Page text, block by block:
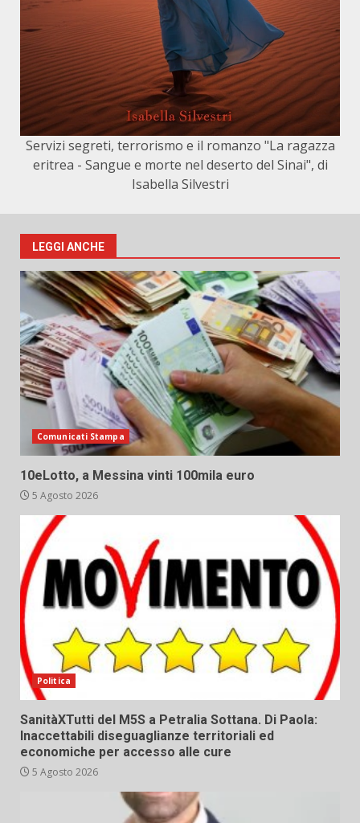
Servizi segreti, terrorismo e il romanzo "La ragazza
eritrea - Sangue e morte nel deserto del Sinai", di
Isabella Silvestri
LEGGI ANCHE
Comunicati Stampa
10eLotto, a Messina vinti 100mila euro
5 Agosto 2026
Politica
SanitàXTutti del M5S a Petralia Sottana. Di Paola:
Inaccettabili diseguaglianze territoriali ed
economiche per accesso alle cure
5 Agosto 2026